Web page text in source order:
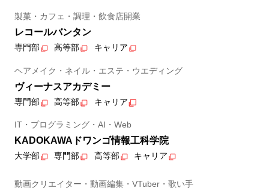
製菓・カフェ・調理・飲食店開業
レコールバンタン
専門部 高等部 キャリア
ヘアメイク・ネイル・エステ・ウエディング
ヴィーナスアカデミー
専門部 高等部 キャリア
IT・プログラミング・AI・Web
KADOKAWAドワンゴ情報工科学院
大学部 専門部 高等部 キャリア
動画クリエイター・動画編集・VTuber・歌い手